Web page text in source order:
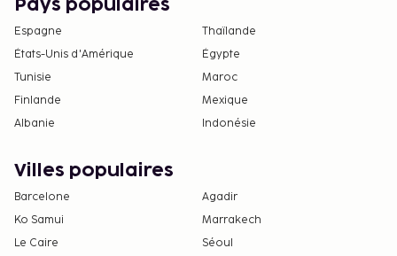
Pays populaires
Espagne
Thaïlande
États-Unis d'Amérique
Égypte
Tunisie
Maroc
Finlande
Mexique
Albanie
Indonésie
Villes populaires
Barcelone
Agadir
Ko Samui
Marrakech
Le Caire
Séoul